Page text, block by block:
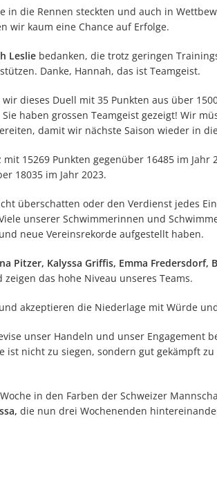
in die Rennen steckten und auch in
wir kaum eine Chance auf Erfolge.
Leslie bedanken, die trotz geringen
Danke, Hannah, das ist Teamgeist.
dieses Duell mit 35 Punkten aus über
haben grossen Teamgeist gezeigt! Wir
damit wir nächste Saison wieder in
15269 Punkten gegenüber 16485 im Jahr
18035 im Jahr 2023.
überschatten oder den Verdienst jedes
unserer Schwimmerinnen und
neue Vereinsrekorde aufgestellt haben.
Pitzer, Kalyssa Griffis, Emma Fredersdorf,
das hohe Niveau unseres Teams.
akzeptieren die Niederlage mit Würde
unser Handeln und unser Engagement
ist nicht zu siegen, sondern gut gekämpft
in den Farben der Schweizer
die nun drei Wochenenden